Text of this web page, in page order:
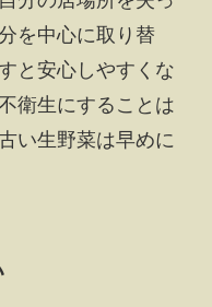
を中心に取り替
と安心しやすくな
衛生にすることは
い生野菜は早めに